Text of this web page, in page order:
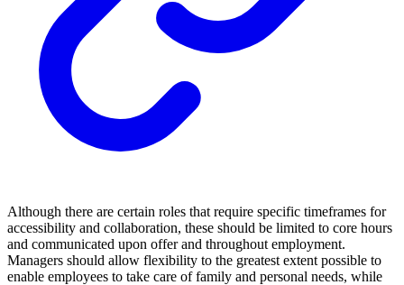
Although there are certain roles that require specific timeframes for
accessibility and collaboration, these should be limited to core hours
and communicated upon offer and throughout employment.
Managers should allow flexibility to the greatest extent possible to
enable employees to take care of family and personal needs, while